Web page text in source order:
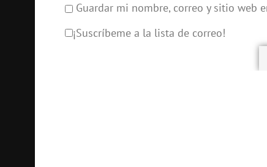
Guardar mi nombre, correo y sitio web
¡Suscríbeme a la lista de correo!